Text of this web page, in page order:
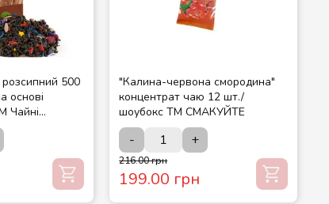
розсипний 500
основі
Чайні
"Калина-червона смородина"
концентрат чаю 12 шт./
шоубокс ТМ СМАКУЙТЕ
- +
216.00 грн
199.00 грн